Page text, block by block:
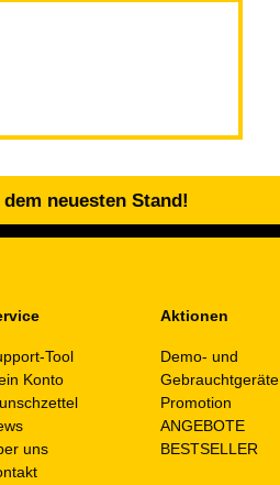
neuesten Stand!
Tool
Konto
uns
Aktionen
Demo- und
Gebrauchtgeräte
Promotion
ANGEBOTE
BESTSELLER